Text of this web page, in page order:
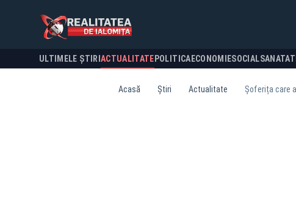
ULTIMELE ȘTIRI ACTUALITATE POLITICA ECONOMIESOCIAL
Acasă Știri Actualitate Șoferița care